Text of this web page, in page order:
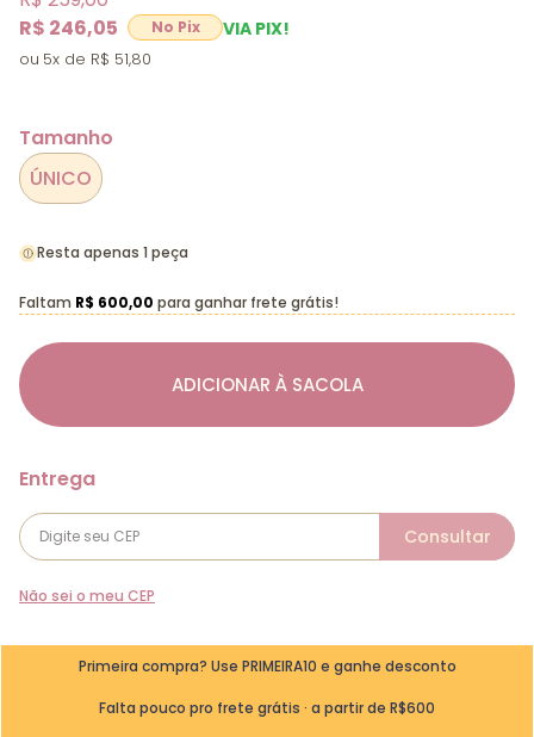
R$ 246,05 VIA PIX!
5x R$ 51,80
Tamanho
ÚNICO
ADICIONAR À SACOLA
Resta apenas 1 peça
Faltam R$ 600,00 para ganhar frete grátis!
Não sei o meu CEP
Primeira compra? Use PRIMEIRA10 e ganhe desconto
Falta pouco pro frete grátis · a partir de R$600